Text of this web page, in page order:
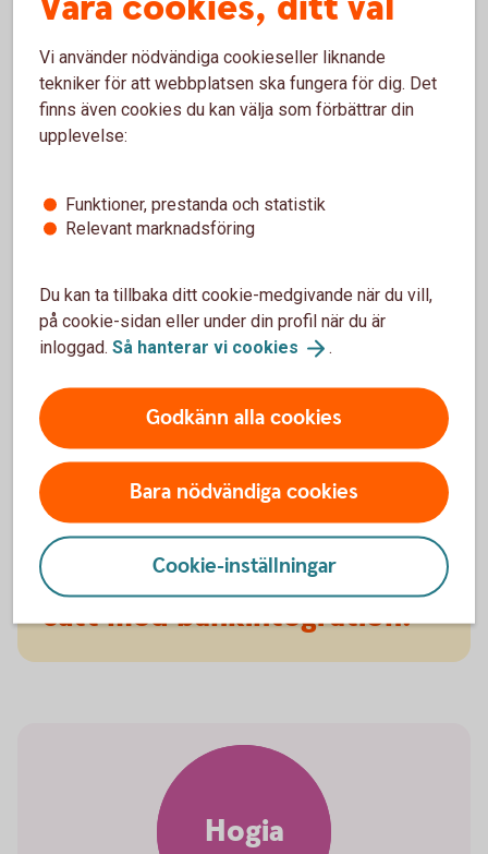
för våra kunder
Så funkar bankintegrationen
Ny modern betalinfrastruktur i Sverige
Hantera er ekonomi på ett
enkelt,
snabbtochsäkert
sätt med bankintegration.
Hogia
Vi använder nödvändiga cookieseller liknande
tekniker för att webbplatsen ska fungera för dig. Det
finns även cookies du kan välja som förbättrar din
upplevelse:
Funktioner, prestanda och statistik
Relevant marknadsföring
Du kan ta tillbaka ditt cookie-medgivande när du vill,
på cookie-sidan eller under din profil när du är
inloggad. Så hanterar vi cookies .
Godkänn alla cookies
Bara nödvändiga cookies
Cookie-inställningar